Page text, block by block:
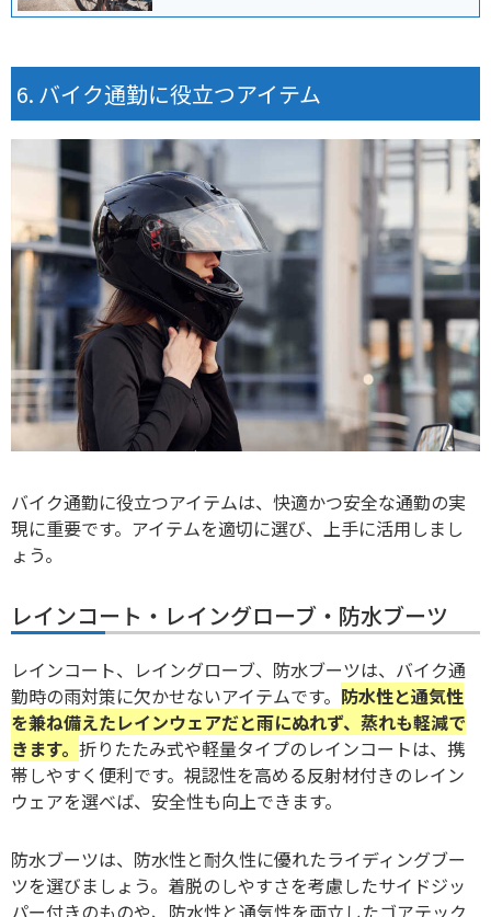
バイク通勤に役立つアイテム
バイク通勤に役立つアイテムは、快適かつ安全な通勤の実
現に重要です。アイテムを適切に選び、上手に活用しまし
ょう。
レインコート・レイングローブ・防水ブーツ
レインコート、レイングローブ、防水ブーツは、バイク通
勤時の雨対策に欠かせないアイテムです。 防水性と通気性
を兼ね備えたレインウェアだと雨にぬれず、蒸れも軽減で
きます。 折りたたみ式や軽量タイプのレインコートは、携
帯しやすく便利です。視認性を高める反射材付きのレイン
ウェアを選べば、安全性も向上できます。
防水ブーツは、防水性と耐久性に優れたライディングブー
ツを選びましょう。着脱のしやすさを考慮したサイドジッ
パー付きのものや、防水性と通気性を両立したゴアテック